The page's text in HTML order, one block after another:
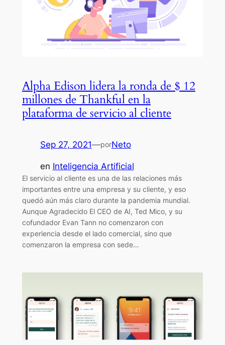
Alpha Edison lidera la ronda de $ 12
millones de Thankful en la
plataforma de servicio al cliente
Sep 27, 2021—porNeto
en Inteligencia Artificial
El servicio al cliente es una de las relaciones más
importantes entre una empresa y su cliente, y eso
quedó aún más claro durante la pandemia mundial.
Aunque Agradecido El CEO de AI, Ted Mico, y su
cofundador Evan Tann no comenzaron con
experiencia desde el lado comercial, sino que
comenzaron la empresa con sede…